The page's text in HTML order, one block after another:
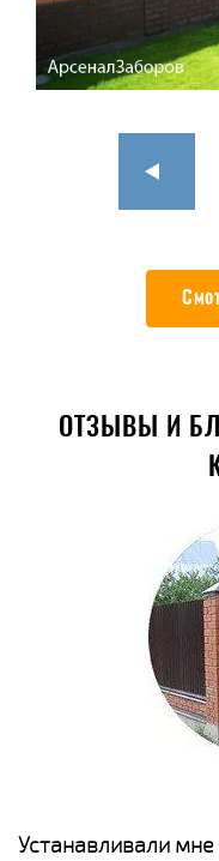
ОТЗЫВЫ И
Устанавливали